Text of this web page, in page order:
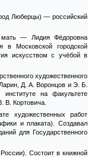
Люберцы) — российский
мать — Лидия Фёдоровна
в Московской городской
искусством с учёбой в
художественного
Д. А. Воронцов и Э. Б.
на факультете
В. Кортовича.
художественных работ
и плаката). Создавал
для Государственного
Состоит в книжной